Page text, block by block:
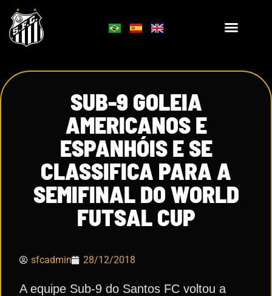
SUB-9 GOLEIA
AMERICANOS E
ESPANHÓIS E SE
CLASSIFICA PARA A
SEMIFINAL DO WORLD
FUTSAL CUP
sfcadmin 28/12/2018
A equipe Sub-9 do Santos FC voltou a